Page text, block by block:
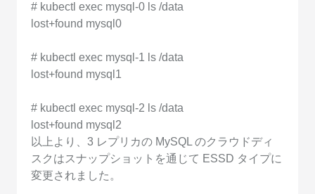
# kubectl exec mysql-0 ls /data
lost+found mysql0
# kubectl exec mysql-1 ls /data
lost+found mysql1
# kubectl exec mysql-2 ls /data
lost+found mysql2
以上より、3 レプリカの MySQL のクラウドディ
スクはスナップショットを通じて ESSD タイプに
変更されました。